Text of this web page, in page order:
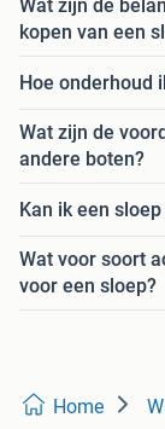
Wat zijn de
kopen van een
Hoe onderhoud
Wat zijn de
andere boten?
Kan ik een
Wat voor soort
voor een sloep?
Home